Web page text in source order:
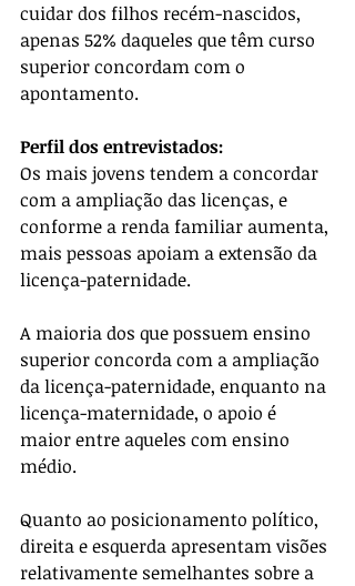
cuidar dos filhos recém-nascidos,
apenas 52% daqueles que têm curso
superior concordam com o
apontamento.
Perfil dos entrevistados:
Os mais jovens tendem a concordar
com a ampliação das licenças, e
conforme a renda familiar aumenta,
mais pessoas apoiam a extensão da
licença-paternidade.
A maioria dos que possuem ensino
superior concorda com a ampliação
da licença-paternidade, enquanto na
licença-maternidade, o apoio é
maior entre aqueles com ensino
médio.
Quanto ao posicionamento político,
direita e esquerda apresentam visões
relativamente semelhantes sobre a